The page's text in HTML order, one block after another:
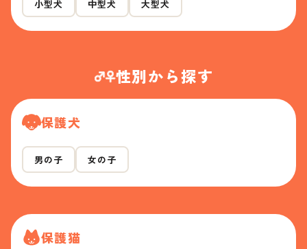
小型犬 中型犬 大型犬
性別から探す
保護犬
男の子 女の子
保護猫